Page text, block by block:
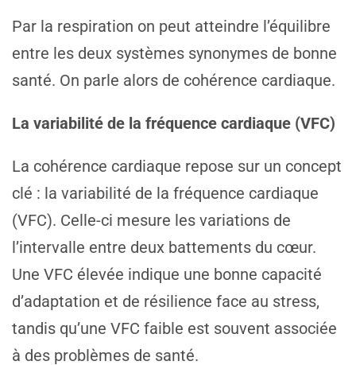
Par la respiration on peut atteindre l’équilibre
entre les deux systèmes synonymes de bonne
santé. On parle alors de cohérence cardiaque.
La variabilité de la fréquence cardiaque (VFC)
La cohérence cardiaque repose sur un concept
clé : la variabilité de la fréquence cardiaque
(VFC). Celle-ci mesure les variations de
l’intervalle entre deux battements du cœur.
Une VFC élevée indique une bonne capacité
d’adaptation et de résilience face au stress,
tandis qu’une VFC faible est souvent associée
à des problèmes de santé.